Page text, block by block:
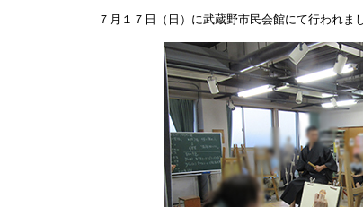
７月１７日（日）に武蔵野市民会館にて行われま